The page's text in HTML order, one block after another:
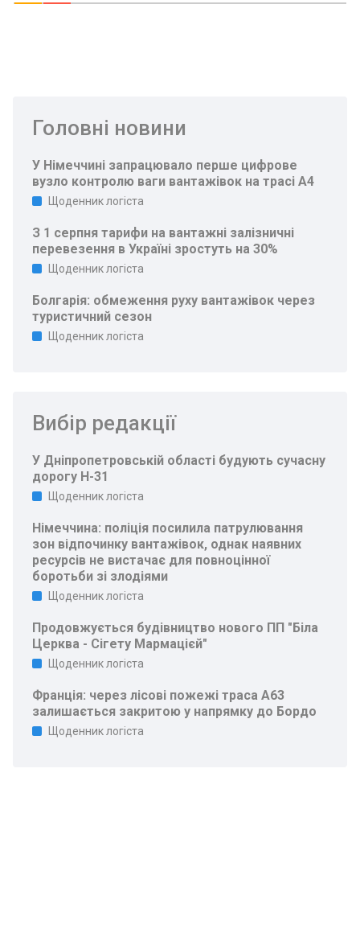
Головні новини
У Німеччині запрацювало перше цифрове
вузло контролю ваги вантажівок на трасі A4
Щоденник логіста
З 1 серпня тарифи на вантажні залізничні
перевезення в Україні зростуть на 30%
Щоденник логіста
Болгарія: обмеження руху вантажівок через
туристичний сезон
Щоденник логіста
Вибір редакції
У Дніпропетровській області будують сучасну
дорогу Н-31
Щоденник логіста
Німеччина: поліція посилила патрулювання
зон відпочинку вантажівок, однак наявних
ресурсів не вистачає для повноцінної
боротьби зі злодіями
Щоденник логіста
Продовжується будівництво нового ПП "Біла
Церква - Сігету Мармацієй"
Щоденник логіста
Франція: через лісові пожежі траса A63
залишається закритою у напрямку до Бордо
Щоденник логіста